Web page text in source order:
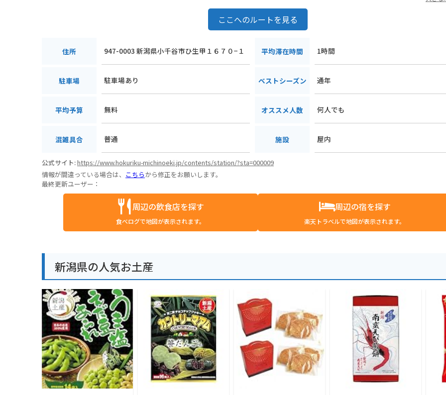
ここへのルートを見る
住所 947-0003 新潟県小千谷市ひ生甲１６７０−１ 平均滞在時間 1時間
駐車場 駐車場あり ベストシーズン 通年
平均予算 無料 オススメ人数 何人でも
混雑具合 普通 施設 屋内
公式サイト:https://www.hokuriku-michinoeki.jp/contents/station/?sta=000009
情報が間違っている場合は、 こちらから修正をお願いします。
最終更新ユーザー：
周辺の飲食店を探す
食べログで地図が表示されます。
周辺の宿を探す
楽天トラベルで地図が表示されます。
新潟県の人気お土産